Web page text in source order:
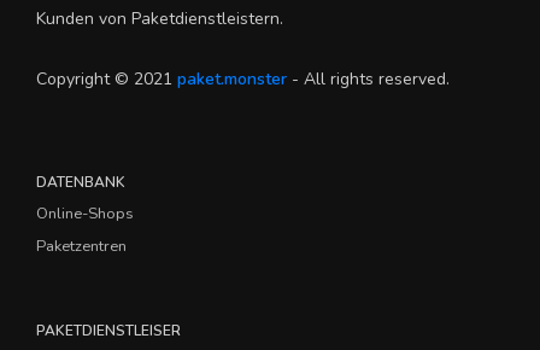
Kunden von Paketdienstleistern.
Copyright © 2021 paket.monster - All rights reserved.
DATENBANK
Online-Shops
Paketzentren
PAKETDIENSTLEISER